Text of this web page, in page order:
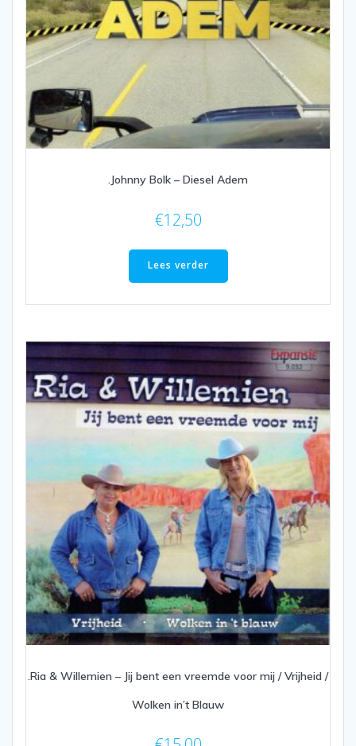
.Johnny Bolk – Diesel Adem
€12,50
Lees verder
.Ria & Willemien – Jij bent een vreemde voor mij / Vrijheid /
Wolken in’t Blauw